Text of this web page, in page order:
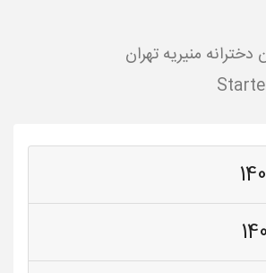
دخترانه منیریه تهران